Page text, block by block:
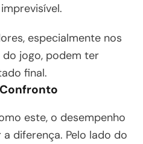
especialmente nos
jogo, podem ter
final.
este, o desempenho
diferença. Pelo lado do